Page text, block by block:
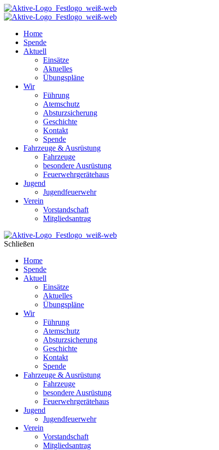
Home
Spende
Aktuell
Einsätze
Aktuelles
Übungspläne
Wir
Führung
Atemschutz
Absturzsicherung
Geschichte
Kontakt
Spende
Fahrzeuge & Ausrüstung
Fahrzeuge
besondere Ausrüstung
Feuerwehrgerätehaus
Jugend
Jugendfeuerwehr
Verein
Vorstandschaft
Mitgliedsantrag
Schließen
Home
Spende
Aktuell
Einsätze
Aktuelles
Übungspläne
Wir
Führung
Atemschutz
Absturzsicherung
Geschichte
Kontakt
Spende
Fahrzeuge & Ausrüstung
Fahrzeuge
besondere Ausrüstung
Feuerwehrgerätehaus
Jugend
Jugendfeuerwehr
Verein
Vorstandschaft
Mitgliedsantrag